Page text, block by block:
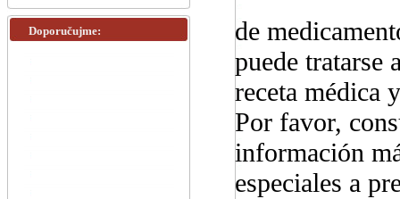
de
puede tratarse
receta médica
Por favor,
información
especiales a
Doporučujme: